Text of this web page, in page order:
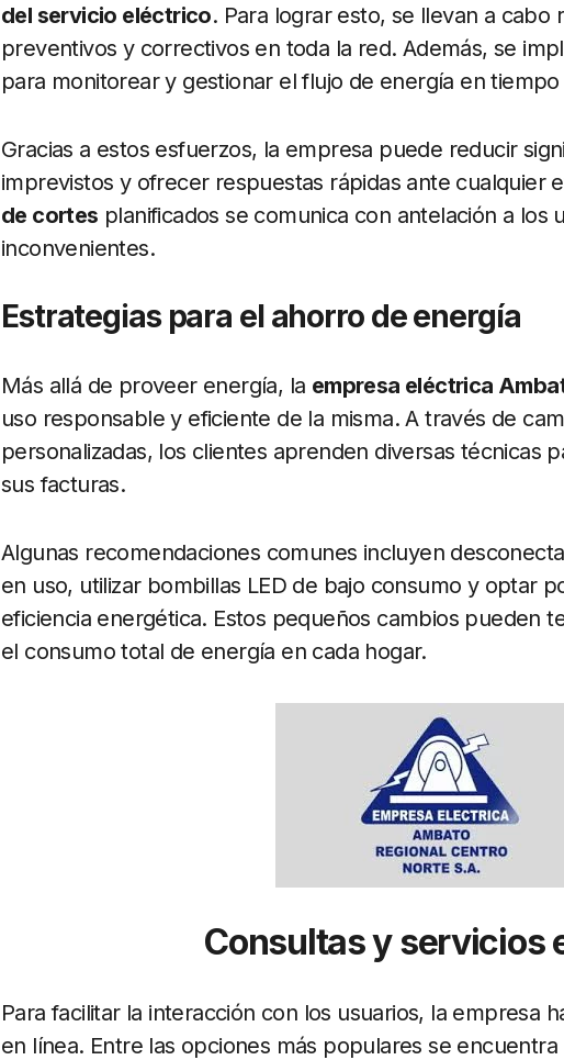
del servicio eléctrico. Para lograr esto, se llevan a cabo
preventivos y correctivos en toda la red. Además, se
para monitorear y gestionar el flujo de energía en
Gracias a estos esfuerzos, la empresa puede reducir
imprevistos y ofrecer respuestas rápidas ante cualquier
de cortes planificados se comunica con antelación a los
inconvenientes.
Estrategias para el ahorro de energía
Más allá de proveer energía, la empresa eléctrica
uso responsable y eficiente de la misma. A través de
personalizadas, los clientes aprenden diversas técnicas
sus facturas.
Algunas recomendaciones comunes incluyen
en uso, utilizar bombillas LED de bajo consumo y optar
eficiencia energética. Estos pequeños cambios pueden
el consumo total de energía en cada hogar.
Consultas y servicios
Para facilitar la interacción con los usuarios, la empresa
en línea. Entre las opciones más populares se encuentra